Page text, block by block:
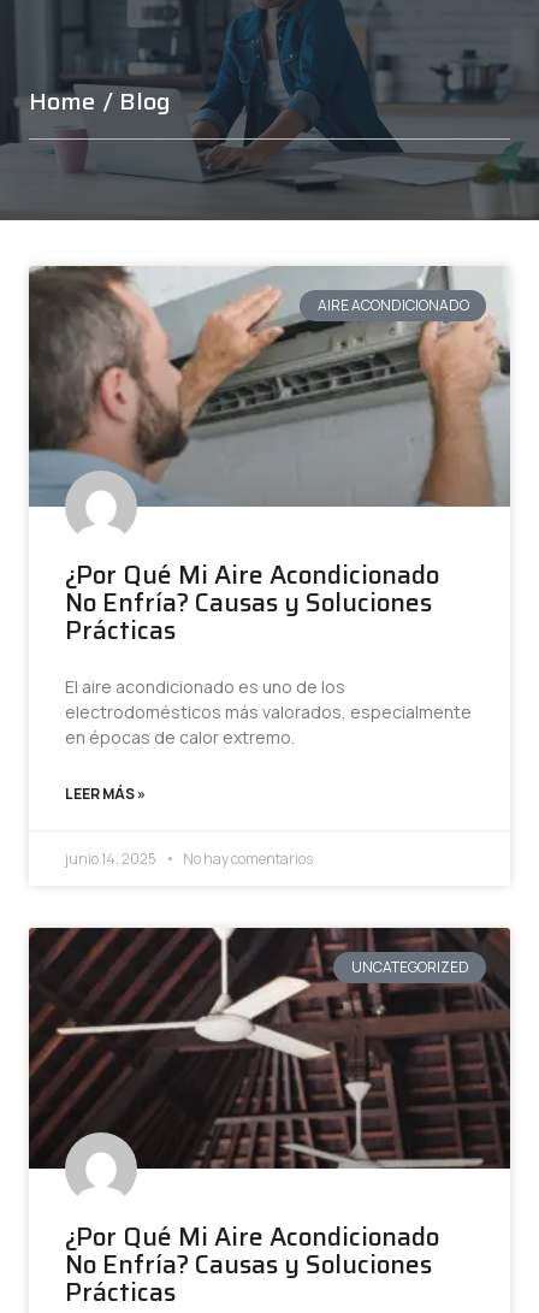
Home / Blog
AIRE ACONDICIONADO
¿Por Qué Mi Aire Acondicionado
No Enfría? Causas y Soluciones
Prácticas
El aire acondicionado es uno de los
electrodomésticos más valorados, especialmente
en épocas de calor extremo.
LEER MÁS »
junio 14, 2025 No hay comentarios
UNCATEGORIZED
¿Por Qué Mi Aire Acondicionado
No Enfría? Causas y Soluciones
Prácticas